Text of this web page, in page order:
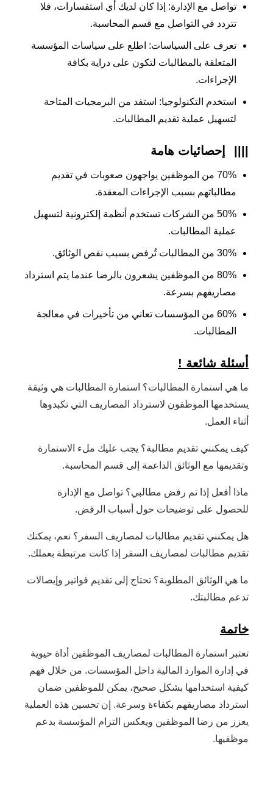
تواصل مع الإدارة: إذا كان لديك أي استفسارات، فلا
تتردد في التواصل مع قسم المحاسبة.
تعرف على السياسات: اطلع على سياسات المؤسسة
المتعلقة بالمطالبات لتكون على دراية بكافة
الإجراءات.
استخدم التكنولوجيا: استفد من البرمجيات المتاحة
لتسهيل عملية تقديم المطالبات.
إحصائيات هامة
70% من الموظفين يواجهون صعوبات في تقديم
مطالباتهم بسبب الإجراءات المعقدة.
50% من الشركات تستخدم أنظمة إلكترونية لتسهيل
عملية المطالبات.
30% من المطالبات تُرفض بسبب نقص الوثائق.
80% من الموظفين يشعرون بالرضا عندما يتم استرداد
مصاريفهم بسرعة.
60% من المؤسسات تعاني من تأخيرات في معالجة
المطالبات.
أسئلة شائعة !
ما هي استمارة المطالبات؟ استمارة المطالبات هي وثيقة
يستخدمها الموظفون لاسترداد المصاريف التي تكبدوها
أثناء العمل.
كيف يمكنني تقديم مطالبة؟ يجب عليك ملء الاستمارة
وتقديمها مع الوثائق الداعمة إلى قسم المحاسبة.
ماذا أفعل إذا تم رفض مطالبي؟ تواصل مع الإدارة
للحصول على توضيحات حول أسباب الرفض.
هل يمكنني تقديم مطالبات لمصاريف السفر؟ نعم، يمكنك
تقديم مطالبات لمصاريف السفر إذا كانت مرتبطة بعملك.
ما هي الوثائق المطلوبة؟ تحتاج إلى تقديم فواتير وإيصالات
تدعم مطالبتك.
خاتمة
تعتبر استمارة المطالبات لمصاريف الموظفين أداة حيوية
في إدارة الموارد المالية داخل المؤسسات. من خلال فهم
كيفية استخدامها بشكل صحيح، يمكن للموظفين ضمان
استرداد مصاريفهم بكفاءة وسرعة. إن تحسين هذه العملية
يعزز من رضا الموظفين ويعكس التزام المؤسسة بدعم
موظفيها.